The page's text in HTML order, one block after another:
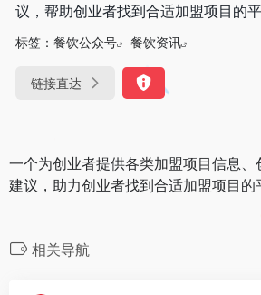
议，帮助创业者找到合适加盟项目的平
标签： 餐饮公众号 餐饮资讯
链接直达
一个为创业者提供各类加盟项目信息、
建议，助力创业者找到合适加盟项目的
相关导航